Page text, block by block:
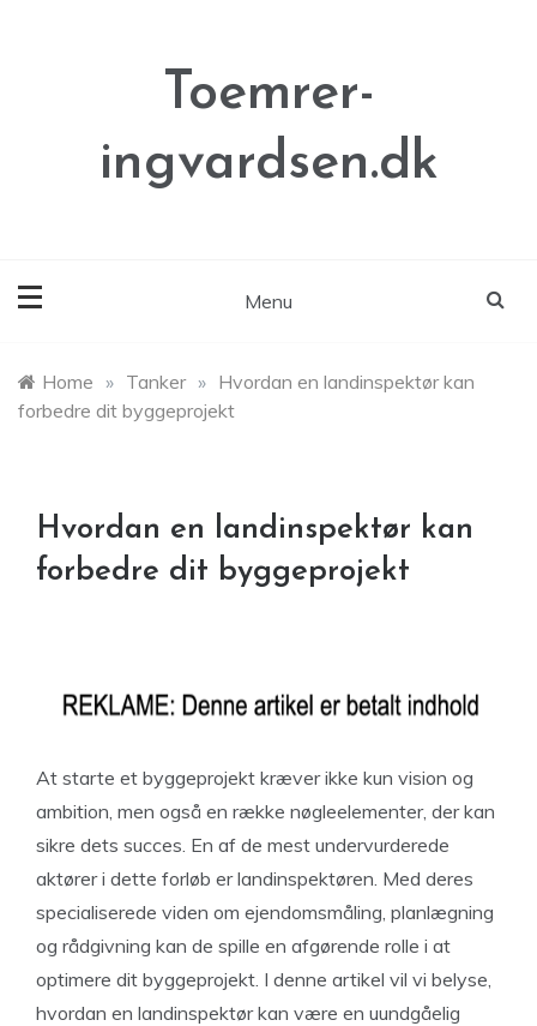
Toemrer-
ingvardsen.dk
Menu
Home » Tanker » Hvordan en landinspektør kan
forbedre dit byggeprojekt
Hvordan en landinspektør kan
forbedre dit byggeprojekt
At starte et byggeprojekt kræver ikke kun vision og
ambition, men også en række nøgleelementer, der kan
sikre dets succes. En af de mest undervurderede
aktører i dette forløb er landinspektøren. Med deres
specialiserede viden om ejendomsmåling, planlægning
og rådgivning kan de spille en afgørende rolle i at
optimere dit byggeprojekt. I denne artikel vil vi belyse,
hvordan en landinspektør kan være en uundgåelig